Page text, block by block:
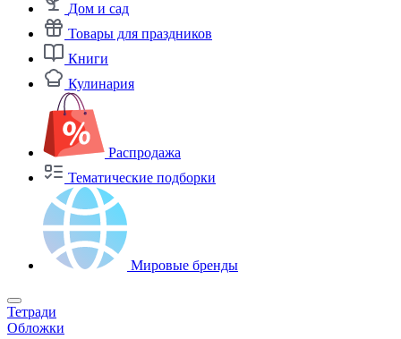
Дом и сад
Товары для праздников
Книги
Кулинария
Распродажа
Тематические подборки
Мировые бренды
Тетради
Обложки